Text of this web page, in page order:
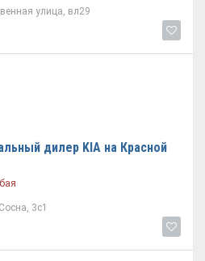
улица, вл29
дилер KIA на Красной
3с1